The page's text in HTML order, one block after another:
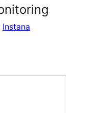
Instana